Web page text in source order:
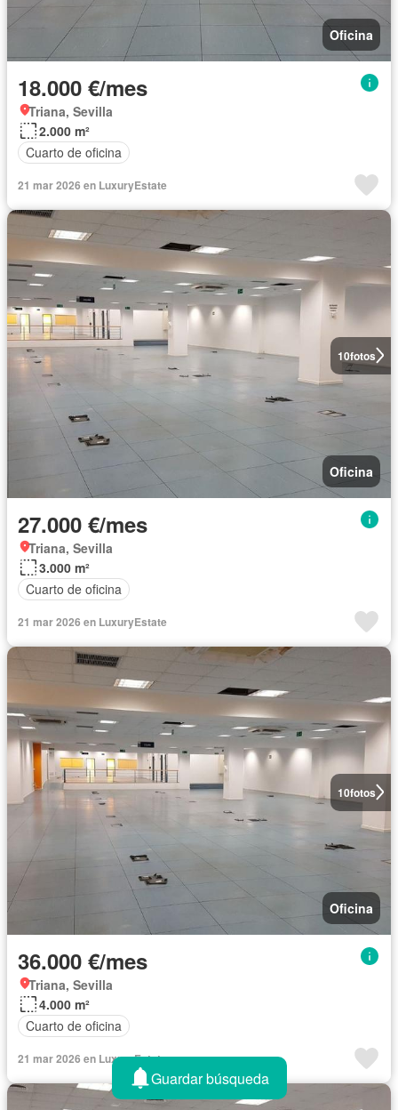
Oficina
18.000 €/mes
Triana, Sevilla
2.000 m²
Cuarto de oficina
21 mar 2026 en LuxuryEstate
10fotos
Oficina
27.000 €/mes
Triana, Sevilla
3.000 m²
Cuarto de oficina
21 mar 2026 en LuxuryEstate
10fotos
Oficina
36.000 €/mes
Triana, Sevilla
4.000 m²
Cuarto de oficina
21 mar 2026 en LuxuryEstate
Guardar búsqueda